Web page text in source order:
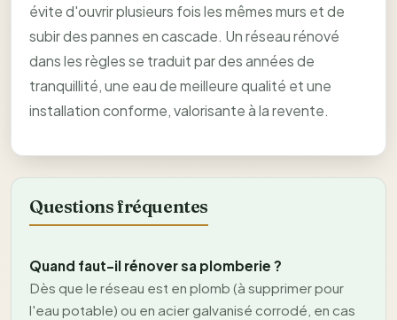
évite d'ouvrir plusieurs fois les mêmes murs et de
subir des pannes en cascade. Un réseau rénové
dans les règles se traduit par des années de
tranquillité, une eau de meilleure qualité et une
installation conforme, valorisante à la revente.
Questions fréquentes
Quand faut-il rénover sa plomberie ?
Dès que le réseau est en plomb (à supprimer pour
l'eau potable) ou en acier galvanisé corrodé, en cas